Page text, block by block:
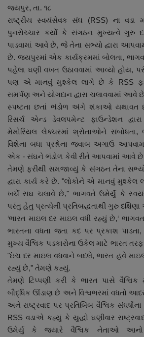
જુનાગઢ
Support US
બજારના સમાચાર
નાણાંકીય સમાચાર
સ્થાનિક સમાચાર
સ્પોર્ટ્સ
રાશિફળ
ગુનાખોરી
બોલિવૂડ
સ્વાસ્થ્ય
જયપુર, તા. ૧૮
રાષ્ટ્રીય સ્વયંસેવક સંઘ (RSS) ના વડા
પુનરોચ્ચાર કર્યો કે સંગઠન મુખ્યત્વે ગુરુ
પાડવામાં આવે છે, જે તેના સભ્યો દ્વારા
છે. જયપુરમાં એક કાર્યક્રમમાં બોલતા,
પહેલા ઘણી વખત ઉઠાવવામાં આવ્યો હોય,
પણ એ માનવું મુશ્કેલ લાગે છે કે RSS
સમર્પણ અને યોગદાન દ્વારા ચલાવવામાં આવે
સ્પષ્ટતા છતાં ભંડોળ અંગે શંકાઓ યથાવત
રિસર્ચ એન્ડ ડેવલપમેન્ટ ફાઉન્ડેશન
મેમોરિયલ લેક્ચરમાં શ્રોતાઓને
વિશેના બધા પ્રશ્નોના જવાબ અગાઉ
એક - સંઘને ભંડોળ કેવી રીતે આપવામાં આવે
તેમણે ફરીથી સમજાવ્યું કે સંગઠન તેના
દ્વારા કાર્ય કરે છે. "લોકોને એ માનવું મુશ્કેલ
ખર્ચે સંઘ ચલાવે છે," ભાગવતે ઉમેર્યું કે
પરંતુ હેતુ પ્રત્યેની પ્રતિબદ્ધતાથી ગુરુ
‘ભારત માઇલ દર માઇલ વધી રહ્યું છે,‘
ભારતના વધતા જતા કદ પર પ્રકાશ
મુખ્ય વૈશ્વિક પડકારોના ઉકેલ માટે ભારત
"ઇંચ દર માઇલ વધવાને બદલે, ભારત હવે
રહ્યું છે," તેમણે કહ્યું.
તેમણે ટિપ્પણી કરી કે ભારત પાસે વૈશ્વિક
બૌદ્ધિક ઊંડાણ છે અને વિશ્વભરમાં વધતો
અને રાષ્ટ્રવાદ પર પ્રતિબિંબ વૈશ્વિક
RSS વડાએ કહ્યું કે યુદ્ધો ઘણીવાર
ઉમેર્યું કે જ્યારે વૈશ્વિક નેતાઓ આનો